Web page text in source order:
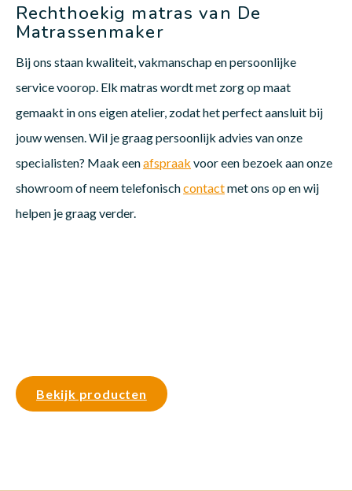
Rechthoekig matras van De
Matrassenmaker
Bij ons staan kwaliteit, vakmanschap en persoonlijke
service voorop. Elk matras wordt met zorg op maat
gemaakt in ons eigen atelier, zodat het perfect aansluit bij
jouw wensen. Wil je graag persoonlijk advies van onze
specialisten? Maak eenafspraak voor een bezoek aan onze
showroom of neem telefonischcontactmet ons op en wij
helpen je graag verder.
Bekijk producten